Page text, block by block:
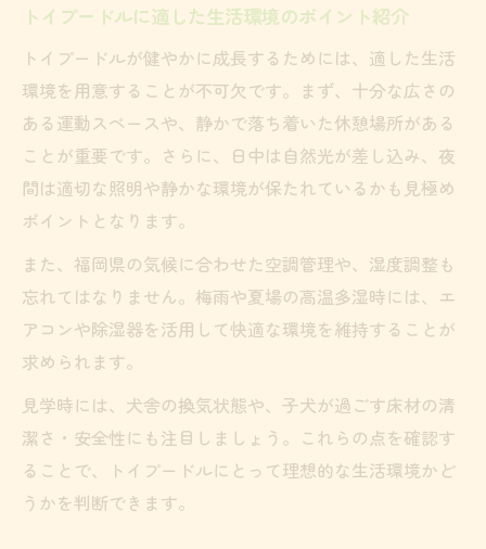
トイプードルに適した生活環境のポイント紹介
トイプードルが健やかに成長するためには、適した生活
環境を用意することが不可欠です。まず、十分な広さの
ある運動スペースや、静かで落ち着いた休憩場所がある
ことが重要です。さらに、日中は自然光が差し込み、夜
間は適切な照明や静かな環境が保たれているかも見極め
ポイントとなります。
また、福岡県の気候に合わせた空調管理や、湿度調整も
忘れてはなりません。梅雨や夏場の高温多湿時には、エ
アコンや除湿器を活用して快適な環境を維持することが
求められます。
見学時には、犬舎の換気状態や、子犬が過ごす床材の清
潔さ・安全性にも注目しましょう。これらの点を確認す
ることで、トイプードルにとって理想的な生活環境かど
うかを判断できます。